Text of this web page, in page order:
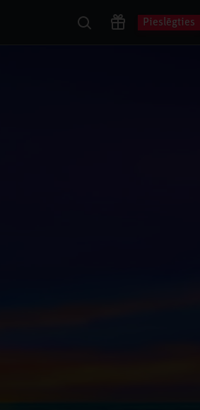
Pieslēgties